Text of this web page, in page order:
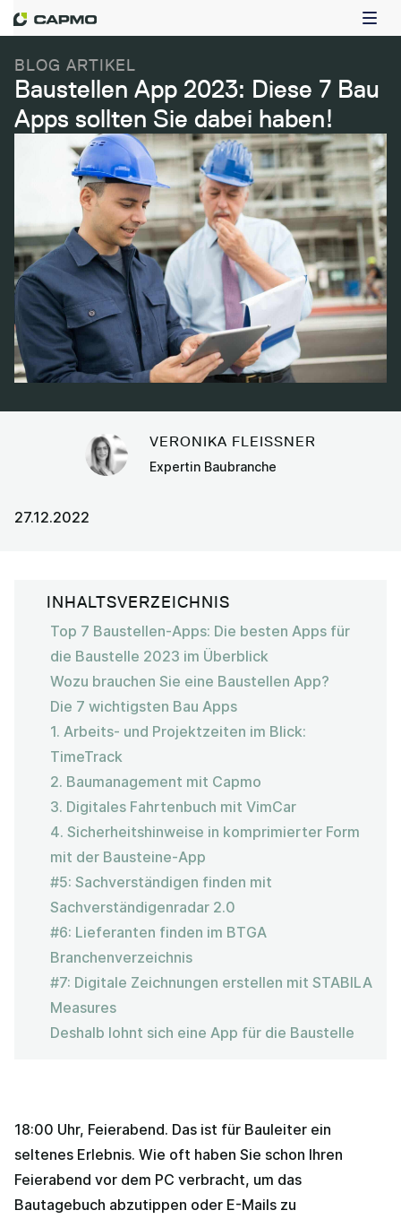
BLOG ARTIKEL
Baustellen App 2023: Diese 7 Bau
Apps sollten Sie dabei haben!
VERONIKA FLEISSNER
Expertin Baubranche
27.12.2022
INHALTSVERZEICHNIS
Top 7 Baustellen-Apps: Die besten Apps für
die Baustelle 2023 im Überblick
Wozu brauchen Sie eine Baustellen App?
Die 7 wichtigsten Bau Apps
1. Arbeits- und Projektzeiten im Blick:
TimeTrack
2. Baumanagement mit Capmo
3. Digitales Fahrtenbuch mit VimCar
4. Sicherheitshinweise in komprimierter Form
mit der Bausteine-App
#5: Sachverständigen finden mit
Sachverständigenradar 2.0
#6: Lieferanten finden im BTGA
Branchenverzeichnis
#7: Digitale Zeichnungen erstellen mit STABILA
Measures
Deshalb lohnt sich eine App für die Baustelle
18:00 Uhr, Feierabend. Das ist für Bauleiter ein
seltenes Erlebnis. Wie oft haben Sie schon Ihren
Feierabend vor dem PC verbracht, um das
Bautagebuch abzutippen oder E-Mails zu